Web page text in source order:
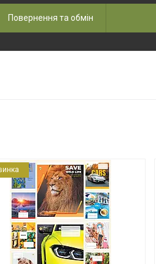
Повернення та обмін
4820012960651